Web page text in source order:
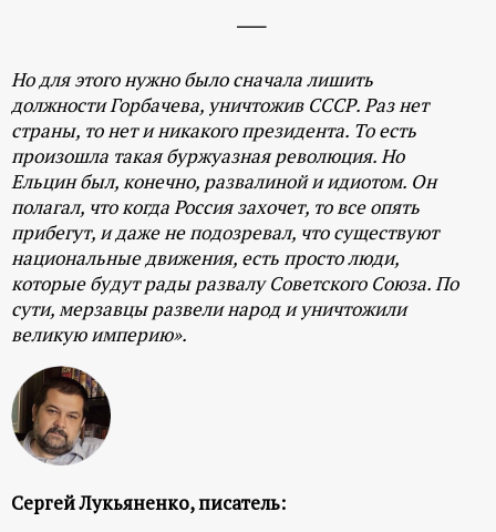
Но для этого нужно было сначала лишить
должности Горбачева, уничтожив СССР. Раз нет
страны, то нет и никакого президента. То есть
произошла такая буржуазная революция. Но
Ельцин был, конечно, развалиной и идиотом. Он
полагал, что когда Россия захочет, то все опять
прибегут, и даже не подозревал, что существуют
национальные движения, есть просто люди,
которые будут рады развалу Советского Союза. По
сути, мерзавцы развели народ и уничтожили
великую империю».
Сергей Лукьяненко, писатель: